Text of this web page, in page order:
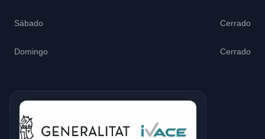
Sábado Cerrado
Domingo Cerrado